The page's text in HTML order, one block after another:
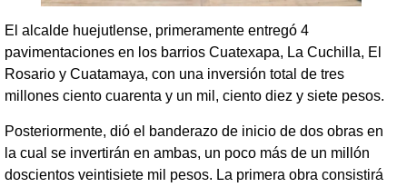
El alcalde huejutlense, primeramente entregó 4
pavimentaciones en los barrios Cuatexapa, La Cuchilla, El
Rosario y Cuatamaya, con una inversión total de tres
millones ciento cuarenta y un mil, ciento diez y siete pesos.
Posteriormente, dió el banderazo de inicio de dos obras en
la cual se invertirán en ambas, un poco más de un millón
doscientos veintisiete mil pesos. La primera obra consistirá